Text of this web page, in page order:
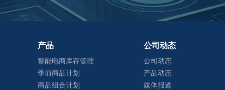
产品
智能电商库存管理
季前商品计划
商品组合计划
公司动态
公司动态
产品动态
媒体报道